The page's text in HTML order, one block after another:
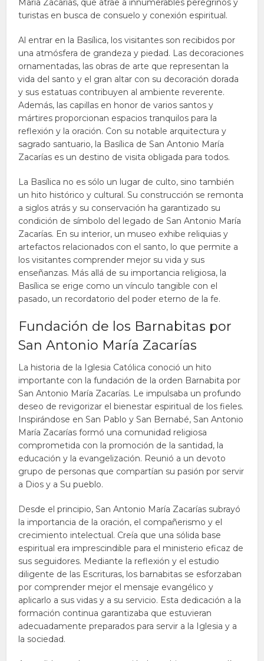
María Zacarías, que atrae a innumerables peregrinos y
turistas en busca de consuelo y conexión espiritual.
Al entrar en la Basílica, los visitantes son recibidos por
una atmósfera de grandeza y piedad. Las decoraciones
ornamentadas, las obras de arte que representan la
vida del santo y el gran altar con su decoración dorada
y sus estatuas contribuyen al ambiente reverente.
Además, las capillas en honor de varios santos y
mártires proporcionan espacios tranquilos para la
reflexión y la oración. Con su notable arquitectura y
sagrado santuario, la Basílica de San Antonio María
Zacarías es un destino de visita obligada para todos.
La Basílica no es sólo un lugar de culto, sino también
un hito histórico y cultural. Su construcción se remonta
a siglos atrás y su conservación ha garantizado su
condición de símbolo del legado de San Antonio María
Zacarías. En su interior, un museo exhibe reliquias y
artefactos relacionados con el santo, lo que permite a
los visitantes comprender mejor su vida y sus
enseñanzas. Más allá de su importancia religiosa, la
Basílica se erige como un vínculo tangible con el
pasado, un recordatorio del poder eterno de la fe.
Fundación de los Barnabitas por
San Antonio María Zacarías
La historia de la Iglesia Católica conoció un hito
importante con la fundación de la orden Barnabita por
San Antonio María Zacarías. Le impulsaba un profundo
deseo de revigorizar el bienestar espiritual de los fieles.
Inspirándose en San Pablo y San Bernabé, San Antonio
María Zacarías formó una comunidad religiosa
comprometida con la promoción de la santidad, la
educación y la evangelización. Reunió a un devoto
grupo de personas que compartían su pasión por servir
a Dios y a Su pueblo.
Desde el principio, San Antonio María Zacarías subrayó
la importancia de la oración, el compañerismo y el
crecimiento intelectual. Creía que una sólida base
espiritual era imprescindible para el ministerio eficaz de
sus seguidores. Mediante la reflexión y el estudio
diligente de las Escrituras, los barnabitas se esforzaban
por comprender mejor el mensaje evangélico y
aplicarlo a sus vidas y a su servicio. Esta dedicación a la
formación continua garantizaba que estuvieran
adecuadamente preparados para servir a la Iglesia y a
la sociedad.